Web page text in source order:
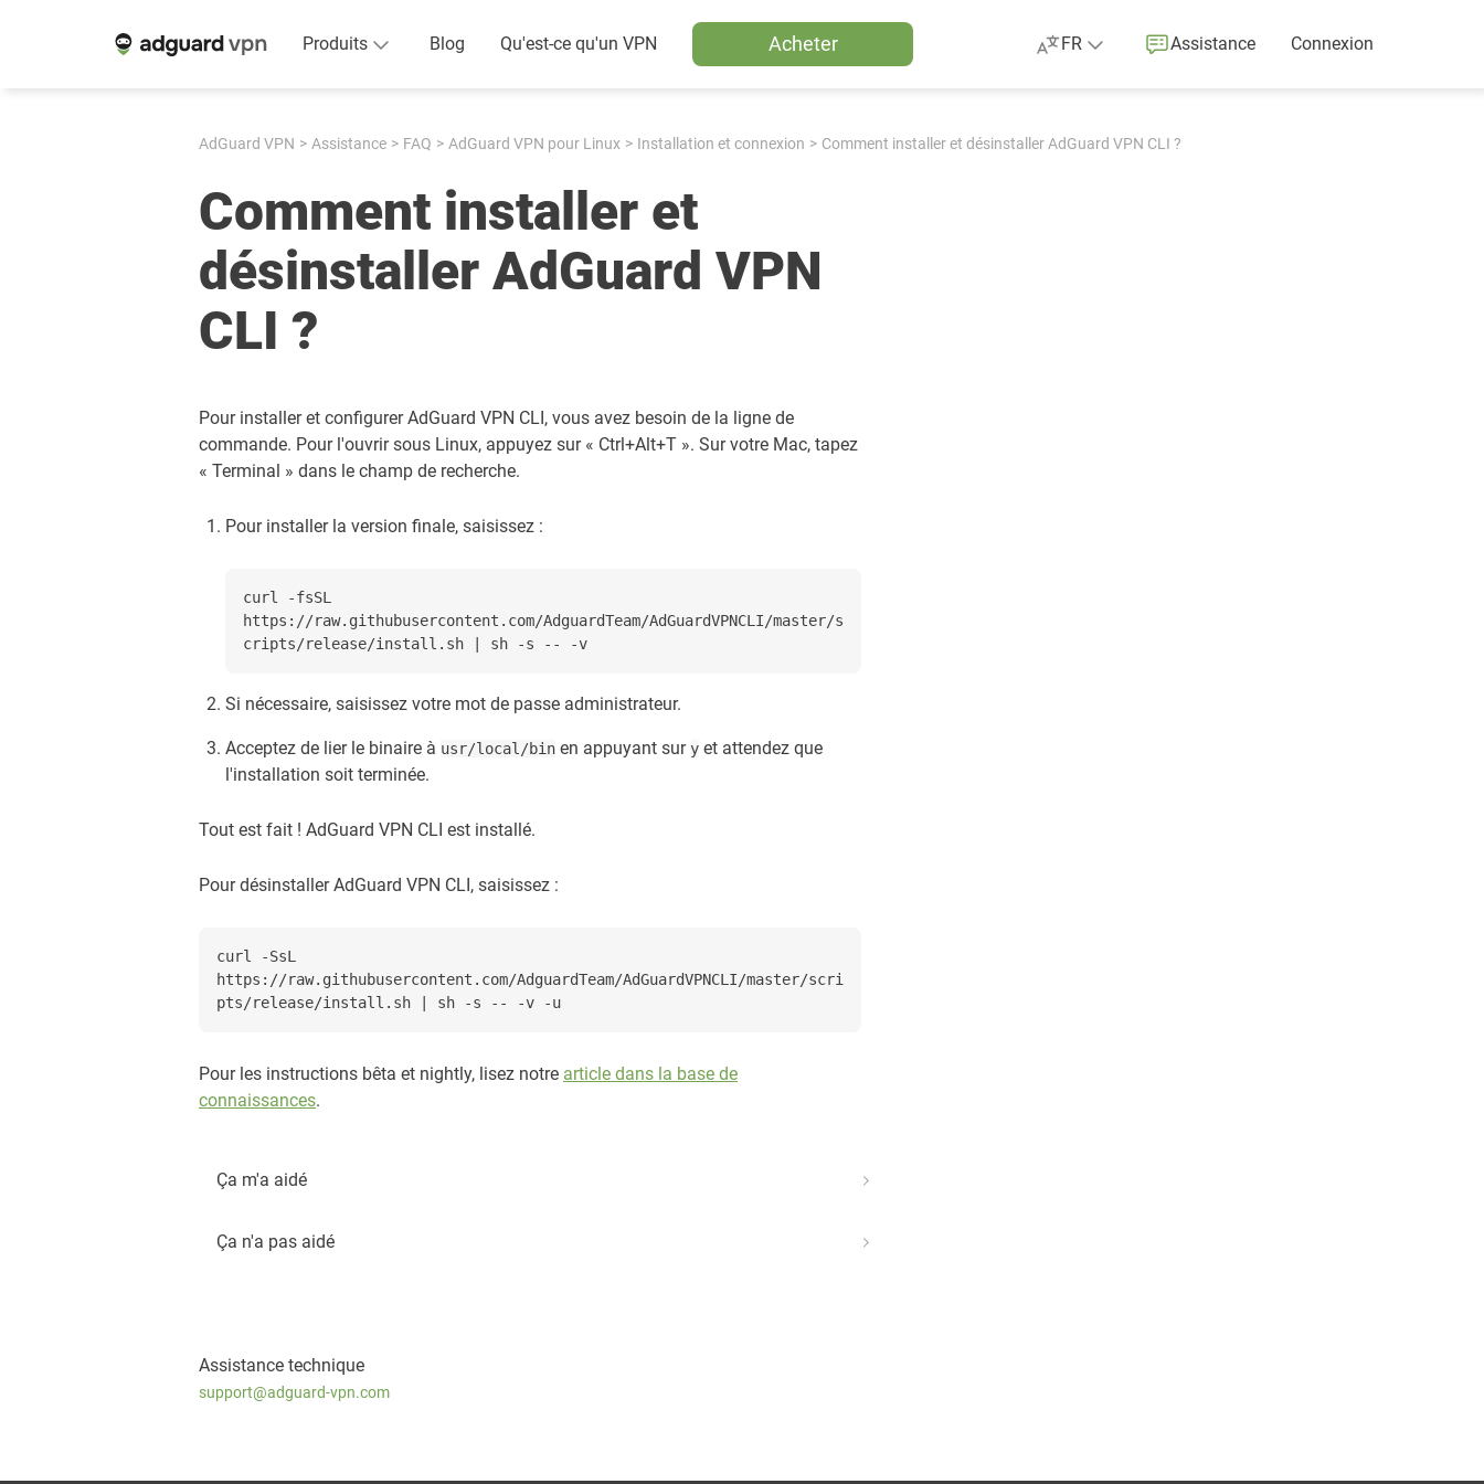
Produits Blog Qu'est-ce qu'un VPN Acheter FR Assistance Connexion
AdGuard VPN Assistance FAQ AdGuard VPN pour Linux Installation et connexion Comment installer et désinstaller AdGuard VPN CLI ?
Comment installer et
désinstaller AdGuard VPN
CLI ?
Pour installer et configurer AdGuard VPN CLI, vous avez besoin de la ligne de
commande. Pour l'ouvrir sous Linux, appuyez sur « Ctrl+Alt+T ». Sur votre Mac, tapez
« Terminal » dans le champ de recherche.
Pour installer la version finale, saisissez :
curl -fsSL
https://raw.githubusercontent.com/AdguardTeam/AdGuardVPNCLI/master/s
cripts/release/install.sh | sh -s -- -v
Si nécessaire, saisissez votre mot de passe administrateur.
Acceptez de lier le binaire à usr/local/bin en appuyant sur y et attendez que
l'installation soit terminée.
Tout est fait ! AdGuard VPN CLI est installé.
Pour désinstaller AdGuard VPN CLI, saisissez :
curl -SsL
https://raw.githubusercontent.com/AdguardTeam/AdGuardVPNCLI/master/scri
pts/release/install.sh | sh -s -- -v -u
Pour les instructions bêta et nightly, lisez notre article dans la base de
connaissances.
Ça m'a aidé
Ça n'a pas aidé
Assistance technique
support@adguard-vpn.com